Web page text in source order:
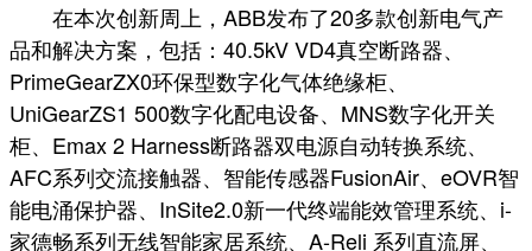
在本次创新周上，ABB发布了20多款创新电气产
品和解决方案，包括：40.5kV VD4真空断路器、
PrimeGearZX0环保型数字化气体绝缘柜、
UniGearZS1 500数字化配电设备、MNS数字化开关
柜、Emax 2 Harness断路器双电源自动转换系统、
AFC系列交流接触器、智能传感器FusionAir、eOVR智
能电涌保护器、InSite2.0新一代终端能效管理系统、i-
家德畅系列无线智能家居系统、A-Reli 系列直流屏、